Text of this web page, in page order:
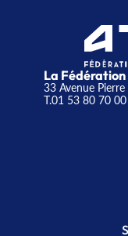
La
33 Avenue
T.01 53 80 70 00